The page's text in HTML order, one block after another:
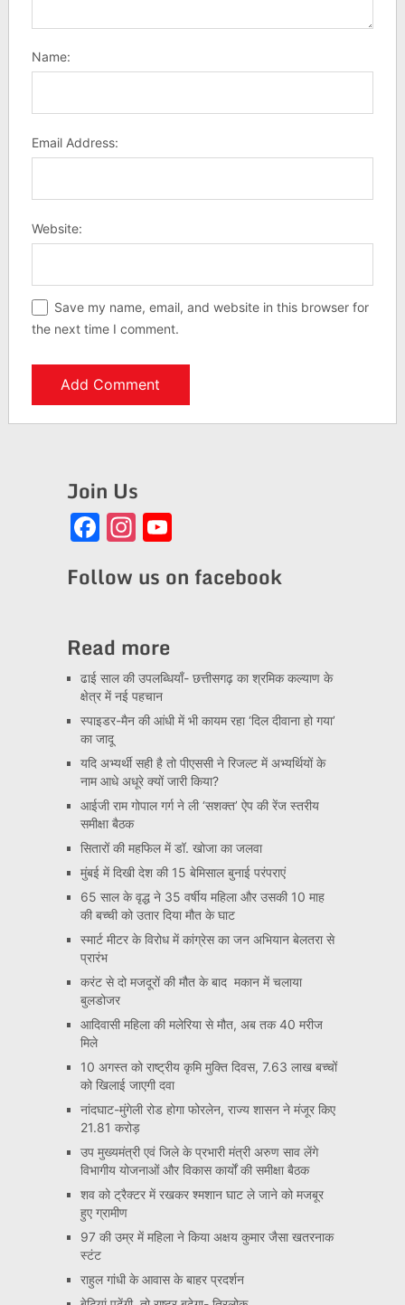
Name:
Email Address:
Website:
Save my name, email, and website in this browser for
the next time I comment.
Join Us
Facebook
Instagram
YouTube
Follow us on facebook
Read more
ढाई साल की उपलब्धियाँ- छत्तीसगढ़ का श्रमिक कल्याण के
क्षेत्र में नई पहचान
स्पाइडर-मैन की आंधी में भी कायम रहा ‘दिल दीवाना हो गया’
का जादू
यदि अभ्यर्थी सही है तो पीएससी ने रिजल्ट में अभ्यर्थियों के
नाम आधे अधूरे क्यों जारी किया?
आईजी राम गोपाल गर्ग ने ली ‘सशक्त’ ऐप की रेंज स्तरीय
समीक्षा बैठक
सितारों की महफिल में डॉ. खोजा का जलवा
मुंबई में दिखी देश की 15 बेमिसाल बुनाई परंपराएं
65 साल के वृद्ध ने 35 वर्षीय महिला और उसकी 10 माह
की बच्ची को उतार दिया मौत के घाट
स्मार्ट मीटर के विरोध में कांग्रेस का जन अभियान बेलतरा से
प्रारंभ
करंट से दो मजदूरों की मौत के बाद मकान में चलाया
बुलडोजर
आदिवासी महिला की मलेरिया से मौत, अब तक 40 मरीज
मिले
10 अगस्त को राष्ट्रीय कृमि मुक्ति दिवस, 7.63 लाख बच्चों
को खिलाई जाएगी दवा
नांदघाट-मुंगेली रोड होगा फोरलेन, राज्य शासन ने मंजूर किए
21.81 करोड़
उप मुख्यमंत्री एवं जिले के प्रभारी मंत्री अरुण साव लेंगे
विभागीय योजनाओं और विकास कार्यों की समीक्षा बैठक
शव को ट्रैक्टर में रखकर श्मशान घाट ले जाने को मजबूर
हुए ग्रामीण
97 की उम्र में महिला ने किया अक्षय कुमार जैसा खतरनाक
स्टंट
राहुल गांधी के आवास के बाहर प्रदर्शन